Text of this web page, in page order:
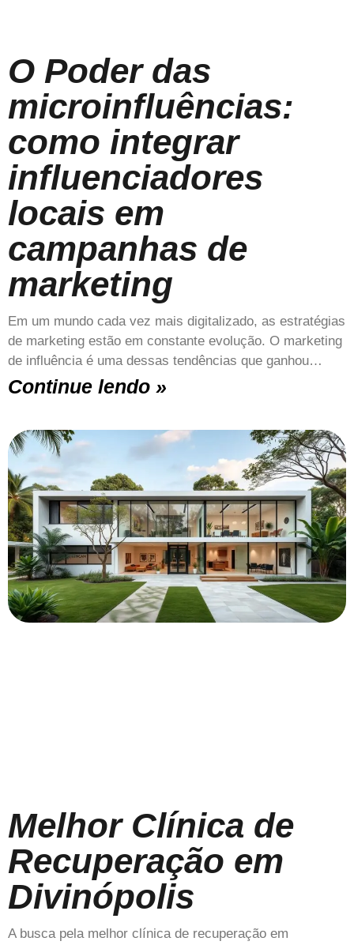
O Poder das
microinfluências:
como integrar
influenciadores
locais em
campanhas de
marketing
Em um mundo cada vez mais digitalizado, as estratégias
de marketing estão em constante evolução. O marketing
de influência é uma dessas tendências que ganhou…
Continue lendo »
Melhor Clínica de
Recuperação em
Divinópolis
A busca pela melhor clínica de recuperação em